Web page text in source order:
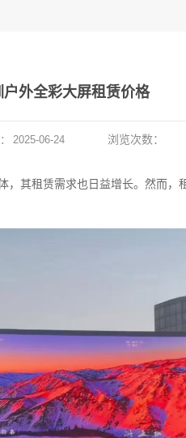
户外全彩大屏租赁价格
2025-06-24 浏览次数：
其租赁需求也日益增长。然而